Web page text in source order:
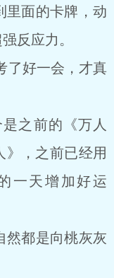
面的卡牌，动
反应力。
好一会，才真
之前的《万人
》，之前已经用
一天增加好运
都是向桃灰灰